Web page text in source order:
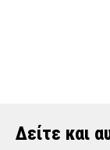
Δείτε και